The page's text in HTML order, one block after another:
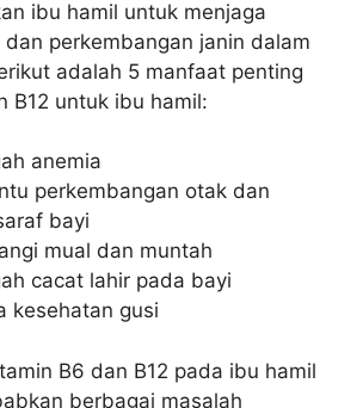
ibu hamil untuk menjaga
perkembangan janin dalam
adalah 5 manfaat penting
B12 untuk ibu hamil:
anemia
perkembangan otak dan
bayi
mual dan muntah
cacat lahir pada bayi
kesehatan gusi
B6 dan B12 pada ibu hamil
berbagai masalah